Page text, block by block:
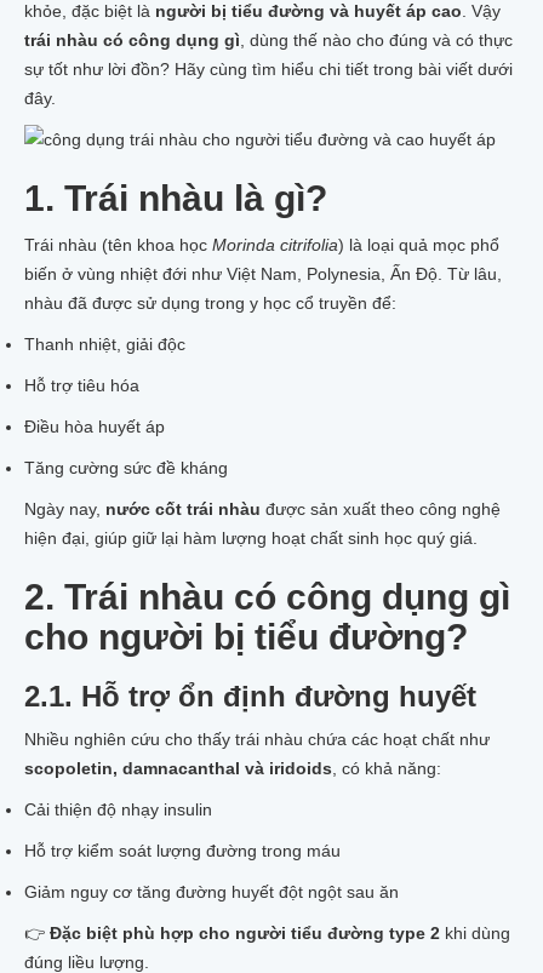
khỏe, đặc biệt là người bị tiểu đường và huyết áp cao . Vậy
trái nhàu có công dụng gì , dùng thế nào cho đúng và có thực
sự tốt như lời đồn? Hãy cùng tìm hiểu chi tiết trong bài viết dưới
đây.
1. Trái nhàu là gì?
Trái nhàu (tên khoa học Morinda citrifolia) là loại quả mọc phổ
biến ở vùng nhiệt đới như Việt Nam, Polynesia, Ấn Độ. Từ lâu,
nhàu đã được sử dụng trong y học cổ truyền để:
Thanh nhiệt, giải độc
Hỗ trợ tiêu hóa
Điều hòa huyết áp
Tăng cường sức đề kháng
Ngày nay, nước cốt trái nhàu được sản xuất theo công nghệ
hiện đại, giúp giữ lại hàm lượng hoạt chất sinh học quý giá.
2. Trái nhàu có công dụng gì
cho người bị tiểu đường?
2.1. Hỗ trợ ổn định đường huyết
Nhiều nghiên cứu cho thấy trái nhàu chứa các hoạt chất như
scopoletin, damnacanthal và iridoids , có khả năng:
Cải thiện độ nhạy insulin
Hỗ trợ kiểm soát lượng đường trong máu
Giảm nguy cơ tăng đường huyết đột ngột sau ăn
👉 Đặc biệt phù hợp cho người tiểu đường type 2 khi dùng
đúng liều lượng.